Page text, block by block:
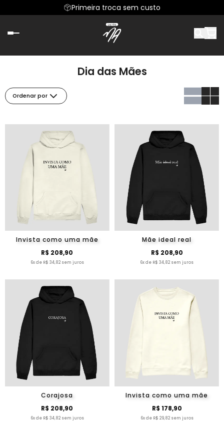
Primeira troca sem custo
Dia das Mães
Ordenar por
Invista como uma mãe
R$ 208,90
6x de R$ 34,82 sem juros
Mãe ideal real
R$ 208,90
6x de R$ 34,82 sem juros
Corajosa
R$ 208,90
6x de R$ 34,82 sem juros
Invista como uma mãe
R$ 178,90
6x de R$ 29,82 sem juros